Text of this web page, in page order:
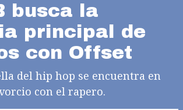
busca la
principal de
con Offset
del hip hop se encuentra en
con el rapero.